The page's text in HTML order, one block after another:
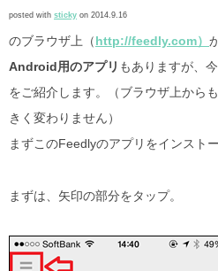
posted with sticky on 2014.9.16
のブラウザ上（http://feedly.com）
Android用のアプリ もありますが、
をご紹介します。（ブラウザ上から
きく変わりません）
まずこのFeedlyのアプリをインスト
まずは、矢印の部分をタップ。